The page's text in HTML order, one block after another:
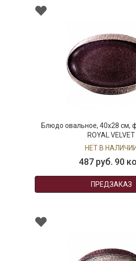
Блюдо овальное, 40х28 см,
ROYAL VELVET
НЕТ В НАЛИЧИИ
487 руб. 90
ПРЕДЗАКАЗ